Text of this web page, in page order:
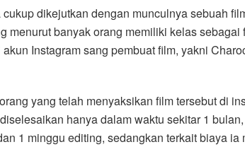
dikejutkan dengan munculnya sebuah
menurut banyak orang memiliki kelas sebagai
Instagram sang pembuat film, yakni
yang telah menyaksikan film tersebut di
hanya dalam waktu sekitar 1
1 minggu editing, sedangkan terkait biaya ia